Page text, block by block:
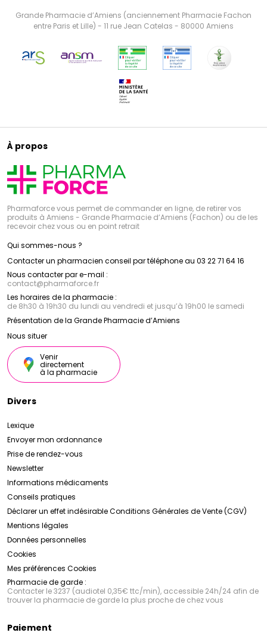
Grande Pharmacie d’Amiens (anciennement Pharmacie Fachon
entre Paris et Lille) - 11 rue Jean Catelas - 80000 Amiens
À propos
Pharmaforce vous permet de commander en ligne, de retirer vos
produits à Amiens - Grande Pharmacie d’Amiens (Fachon) ou de les
recevoir chez vous ou en point retrait
Qui sommes-nous ?
Contacter un pharmacien conseil par téléphone au 03 22 71 64 16
Nous contacter par e-mail :
contact@pharmaforce.fr
Les horaires de la pharmacie :
de 8h30 à 19h30 du lundi au vendredi et jusqu’à 19h00 le samedi
Présentation de la Grande Pharmacie d’Amiens
Nous situer
Venir
directement
à la pharmacie
Divers
Lexique
Envoyer mon ordonnance
Prise de rendez-vous
Newsletter
Informations médicaments
Conseils pratiques
Déclarer un effet indésirableConditions Générales de Vente (CGV)
Mentions légales
Données personnelles
Cookies
Mes préférences Cookies
Pharmacie de garde :
Contacter le 3237 (audiotel 0,35€ ttc/min), accessible 24h/24 afin de
trouver la pharmacie de garde la plus proche de chez vous
Paiement